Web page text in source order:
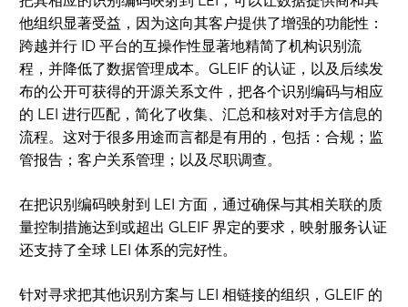
他组织显著受益，因为这向其客户提供了增强的功能性：
跨越并行 ID 平台的互操作性显著地精简了机构识别流
程，并降低了数据管理成本。GLEIF 的认证，以及后续发
布的公开可获得的开源关系文件，把各个识别编码与相应
的 LEI 进行匹配，简化了收集、汇总和核对对手方信息的
流程。这对于很多用途而言都是有用的，包括：合规；监
管报告；客户关系管理；以及尽职调查。
在把识别编码映射到 LEI 方面，通过确保与其相关联的质
量控制措施达到或超出 GLEIF 界定的要求，映射服务认证
还支持了全球 LEI 体系的完好性。
针对寻求把其他识别方案与 LEI 相链接的组织，GLEIF 的